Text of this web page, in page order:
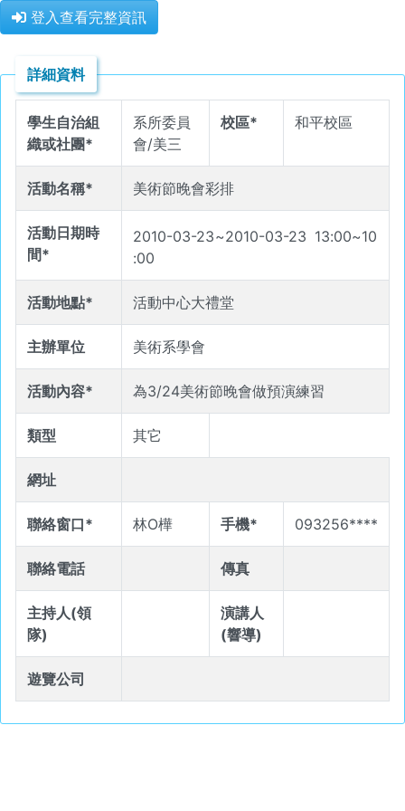
登入查看完整資訊
詳細資料
學生自治組
織或社團*
系所委員
會/美三
校區* 和平校區
活動名稱* 美術節晚會彩排
活動日期時
間*
2010-03-23~2010-03-23 13:00~10
:00
活動地點* 活動中心大禮堂
主辦單位 美術系學會
活動內容* 為3/24美術節晚會做預演練習
類型 其它
網址
聯絡窗口* 林O樺 手機* 093256****
聯絡電話 傳真
主持人(領
隊)
演講人
(響導)
遊覽公司